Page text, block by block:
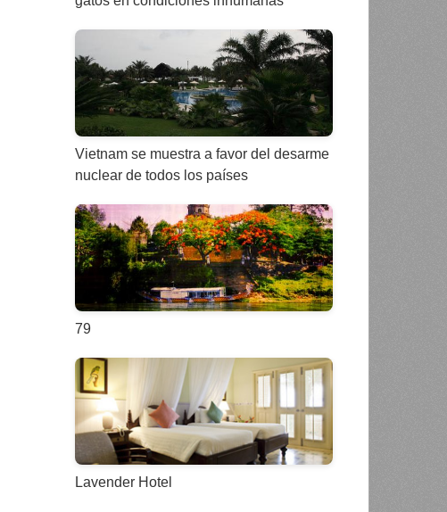
Vietnam se muestra a favor del desarme
nuclear de todos los países
79
Lavender Hotel